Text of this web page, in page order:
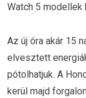
Watch 5 modellek
Az új óra akár 15
elvesztett
pótolhatjuk. A
kerül majd